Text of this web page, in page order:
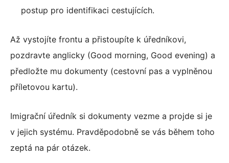
postup pro identifikaci cestujících.
Až vystojíte frontu a přistoupíte k úředníkovi,
pozdravte anglicky (Good morning, Good evening) a
předložte mu dokumenty (cestovní pas a vyplněnou
příletovou kartu).
Imigrační úředník si dokumenty vezme a projde si je
v jejich systému. Pravděpodobně se vás během toho
zeptá na pár otázek.